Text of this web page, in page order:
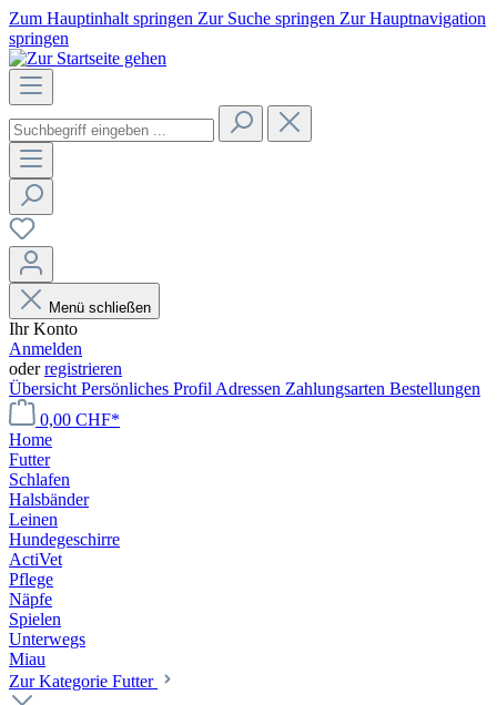
Zum Hauptinhalt springen Zur Suche springen Zur Hauptnavigation
springen
Menü schließen
Ihr Konto
Anmelden
oderregistrieren
Übersicht Persönliches Profil Adressen Zahlungsarten Bestellungen
0,00 CHF*
Home
Futter
Schlafen
Halsbänder
Leinen
Hundegeschirre
ActiVet
Pflege
Näpfe
Spielen
Unterwegs
Miau
Zur Kategorie Futter